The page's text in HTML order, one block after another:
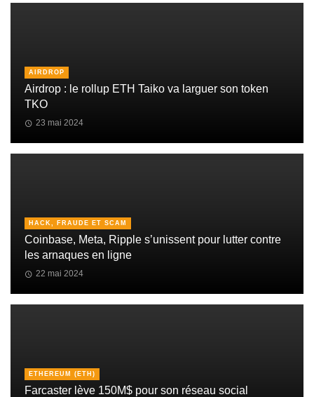
AIRDROP
Airdrop : le rollup ETH Taiko va larguer son token
TKO
23 mai 2024
HACK, FRAUDE ET SCAM
Coinbase, Meta, Ripple s’unissent pour lutter contre
les arnaques en ligne
22 mai 2024
ETHEREUM (ETH)
Farcaster lève 150M$ pour son réseau social